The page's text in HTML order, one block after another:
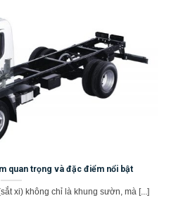
quan trọng và đặc điểm nổi bật
xi) không chỉ là khung sườn, mà [...]